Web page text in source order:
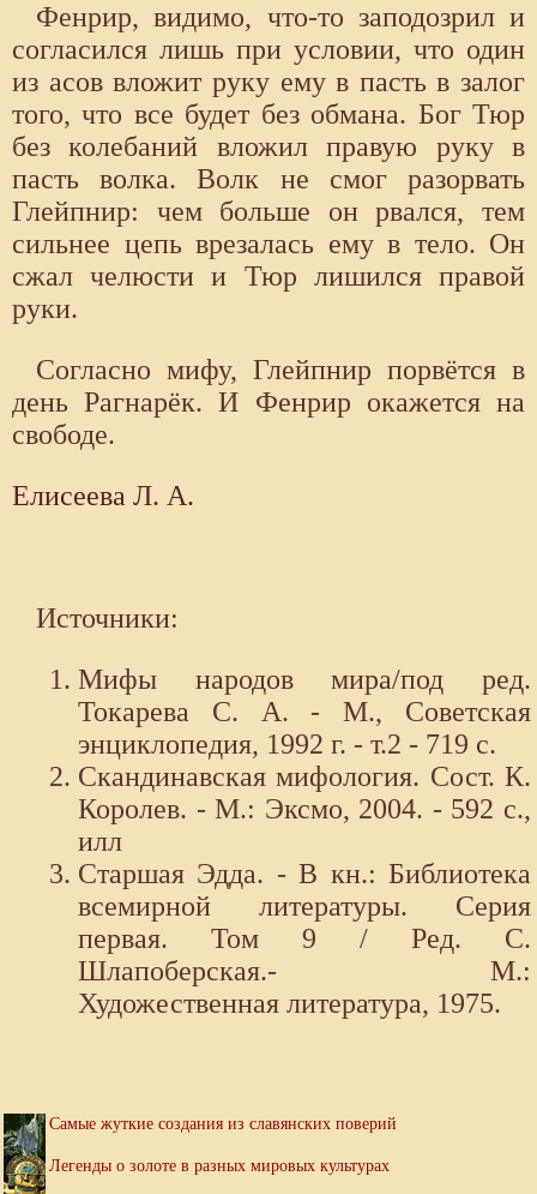
Фенрир, видимо, что-то заподозрил и
согласился лишь при условии, что один
из асов вложит руку ему в пасть в залог
того, что все будет без обмана. Бог Тюр
без колебаний вложил правую руку в
пасть волка. Волк не смог разорвать
Глейпнир: чем больше он рвался, тем
сильнее цепь врезалась ему в тело. Он
сжал челюсти и Тюр лишился правой
руки.
Согласно мифу, Глейпнир порвётся в
день Рагнарёк. И Фенрир окажется на
свободе.
Елисеева Л. А.
Источники:
Мифы народов мира/под ред.
Токарева С. А. - М., Советская
энциклопедия, 1992 г. - т.2 - 719 с.
Скандинавская мифология. Сост. К.
Королев. - М.: Эксмо, 2004. - 592 с.,
илл
Старшая Эдда. - В кн.: Библиотека
всемирной литературы. Серия
первая. Том 9 / Ред. С.
Шлапоберская.- М.:
Художественная литература, 1975.
Самые жуткие создания из славянских поверий
Легенды о золоте в разных мировых культурах